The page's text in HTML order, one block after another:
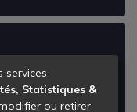
services
Statistiques &
ou retirer